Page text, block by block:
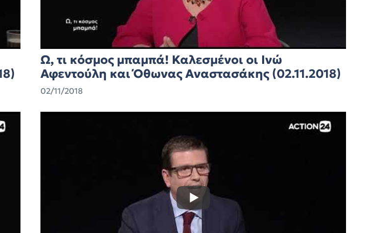
Ω, τι κόσμος μπαμπά! Καλεσμένοι οι Ινώ
Αφεντούλη και Όθωνας Αναστασάκης (02.11.2018)
02/11/2018